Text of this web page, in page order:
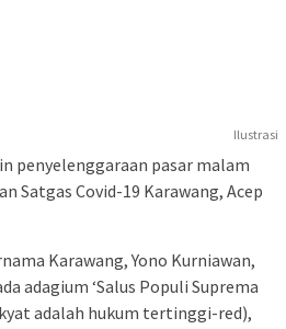
Ilustrasi
penyelenggaraan pasar malam
Satgas Covid-19 Karawang, Acep
Karawang, Yono Kurniawan,
adagium ‘Salus Populi Suprema
adalah hukum tertinggi-red),